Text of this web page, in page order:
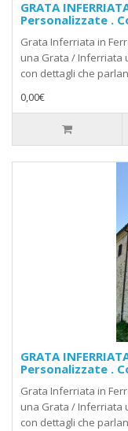
GRATA
Personalizzate .
Grata Inferriata in
una Grata / Inferriata
con dettagli che
0,00€
GRATA
Personalizzate .
Grata Inferriata in
una Grata / Inferriata
con dettagli che